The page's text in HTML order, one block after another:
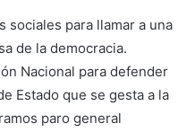
sociales para llamar a una
de la democracia.
Nacional para defender
Estado que se gesta a la
paro general